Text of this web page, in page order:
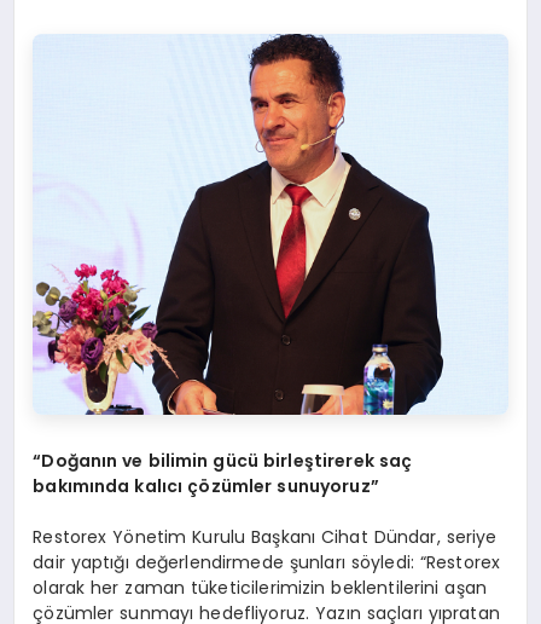
“Doğanın ve bilimin gücü birleştirerek saç
bakımında kalıcı çözümler sunuyoruz”
Restorex Yönetim Kurulu Başkanı Cihat Dündar, seriye
dair yaptığı değerlendirmede şunları söyledi: “Restorex
olarak her zaman tüketicilerimizin beklentilerini aşan
çözümler sunmayı hedefliyoruz. Yazın saçları yıpratan